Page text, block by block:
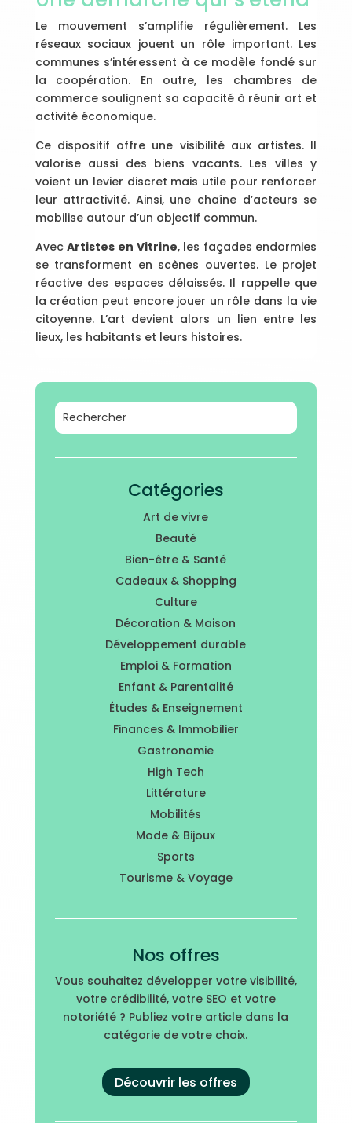
Le mouvement s’amplifie régulièrement. Les
réseaux sociaux jouent un rôle important. Les
communes s’intéressent à ce modèle fondé sur
la coopération. En outre, les chambres de
commerce soulignent sa capacité à réunir art et
activité économique.
Ce dispositif offre une visibilité aux artistes. Il
valorise aussi des biens vacants. Les villes y
voient un levier discret mais utile pour renforcer
leur attractivité. Ainsi, une chaîne d’acteurs se
mobilise autour d’un objectif commun.
AvecArtistes en Vitrine, les façades endormies
se transforment en scènes ouvertes. Le projet
réactive des espaces délaissés. Il rappelle que
la création peut encore jouer un rôle dans la vie
citoyenne. L’art devient alors un lien entre les
lieux, les habitants et leurs histoires.
Catégories
Art de vivre
Beauté
Bien-être & Santé
Cadeaux & Shopping
Culture
Décoration & Maison
Développement durable
Emploi & Formation
Enfant & Parentalité
Études & Enseignement
Finances & Immobilier
Gastronomie
High Tech
Littérature
Mobilités
Mode & Bijoux
Sports
Tourisme & Voyage
Nos offres
Vous souhaitez développer votre visibilité,
votre crédibilité, votre SEO et votre
notoriété ? Publiez votre article dans la
catégorie de votre choix.
Découvrir les offres